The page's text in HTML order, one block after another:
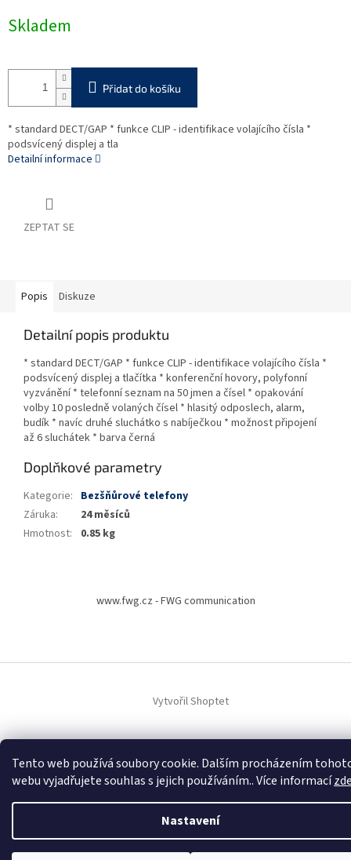
Tento web používá soubory cookie. Dalším procházením
webu vyjadřujete souhlas s jejich používáním.. Více informací
Nastavení
cena:
Skladem
Přidat do košíku
* standard DECT/GAP * funkce CLIP - identifikace volajícího čísla *
podsvícený displej a tla
Detailní informace
ZEPTAT SE
Popis Diskuze
Detailní popis produktu
* standard DECT/GAP * funkce CLIP - identifikace volajícího čísla *
podsvícený displej a tlačítka * konferenční hovory, polyfonní
vyzvánění * telefonní seznam na 50 jmen a čísel * opakování
volby 10 posledně volaných čísel * hlasitý odposlech, alarm,
budík * navíc druhé sluchátko s nabíječkou * možnost připojení
až 6 sluchátek * barva černá
Doplňkové parametry
Kategorie: Bezšňůrové telefony
Záruka:
24 měsíců
Hmotnost: 0.85 kg
í
www.fwg.cz - FWG communication
Vytvořil Shoptet
vyhrazena.